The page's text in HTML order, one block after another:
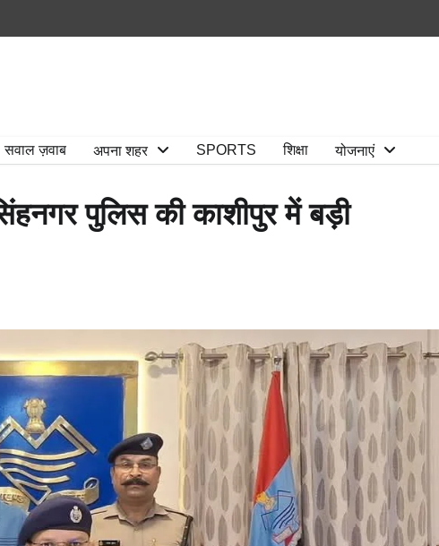
सवाल ज़वाब अपना शहर SPORTS शिक्षा योजनाएं
पुलिस की काशीपुर में बड़ी